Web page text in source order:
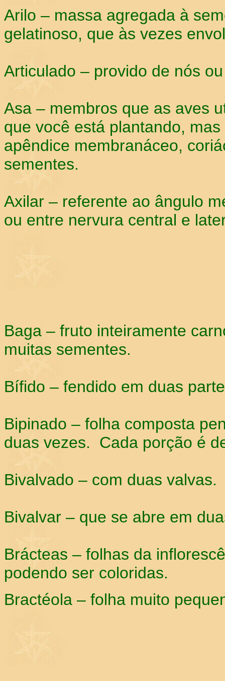
Arilo – massa agregada à
gelatinoso, que às vezes
Articulado – provido de nós
Asa – membros que as aves
que você está plantando,
apêndice membranáceo,
sementes.
Axilar – referente ao ângulo
ou entre nervura central e
Baga – fruto inteiramente
muitas sementes.
Bífido – fendido em duas
Bipinado – folha composta
duas vezes. Cada porção é
Bivalvado – com duas valvas.
Bivalvar – que se abre em
Brácteas – folhas da
podendo ser coloridas.
Bractéola – folha muito